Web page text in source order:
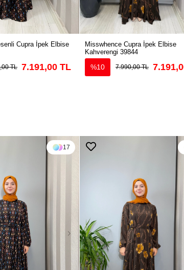
Cupra İpek Elbise
TL 7.191,00 TL
Misswhence Cupra İpek Elbise
Kahverengi 39844
%10 7.990,00 TL
17